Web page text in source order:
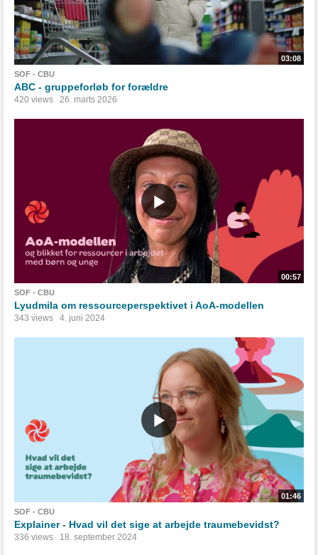
03:08
SOF - CBU
ABC - gruppeforløb for forældre
420 views 26. marts 2026
00:57
SOF - CBU
Lyudmila om ressourceperspektivet i AoA-modellen
343 views 4. juni 2024
01:46
SOF - CBU
Explainer - Hvad vil det sige at arbejde traumebevidst?
336 views 18. september 2024